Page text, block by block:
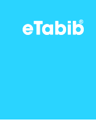
eTabib